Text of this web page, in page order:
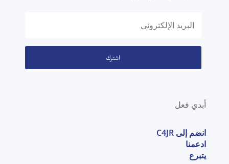
اشترك
أبدي فعل
انضم إلى C4JR
ادعمنا
يتبرع